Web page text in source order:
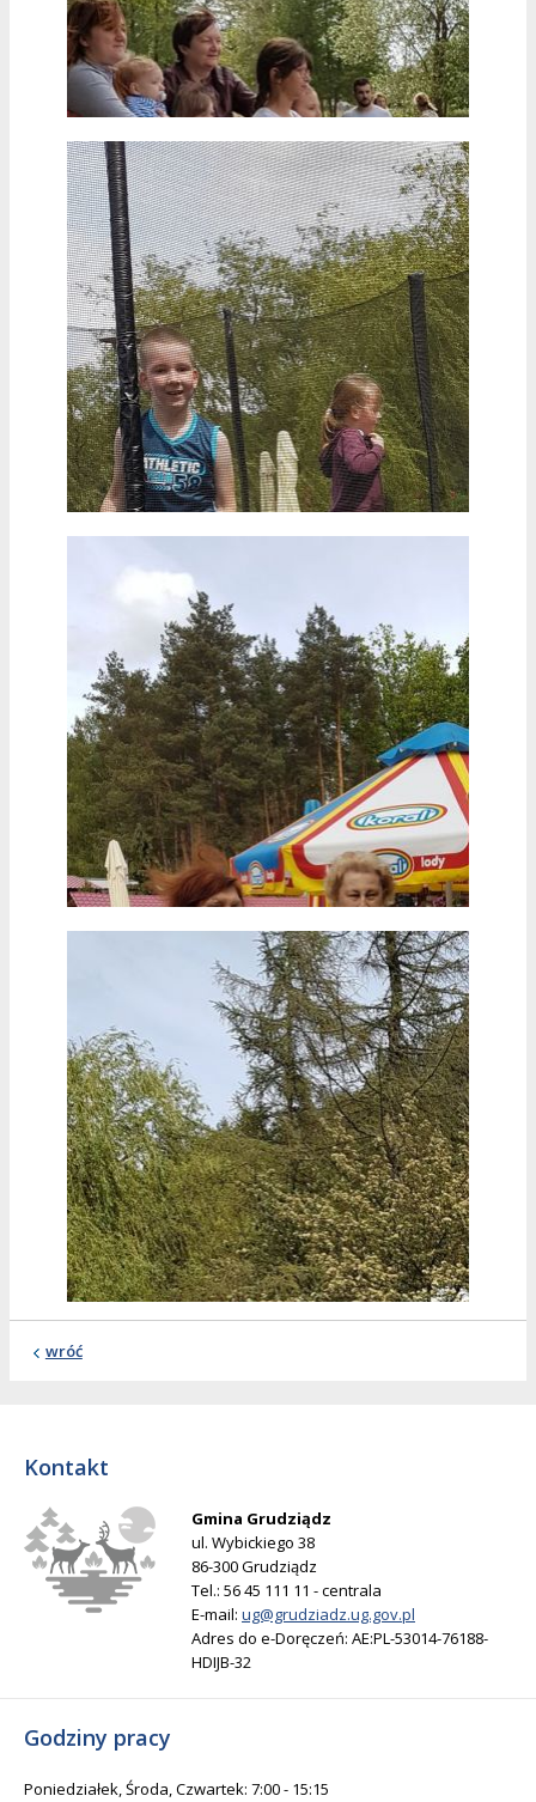
wróć
Kontakt
Gmina Grudziądz
ul. Wybickiego 38
86-300 Grudziądz
Tel.: 56 45 111 11 - centrala
E-mail: ug@grudziadz.ug.gov.pl
Adres do e-Doręczeń: AE:PL-53014-76188-
HDIJB-32
Godziny pracy
Poniedziałek, Środa, Czwartek: 7:00 - 15:15